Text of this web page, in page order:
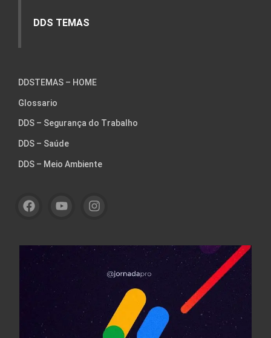
DDS TEMAS
DDSTEMAS – HOME
Glossario
DDS – Segurança do Trabalho
DDS – Saúde
DDS – Meio Ambiente